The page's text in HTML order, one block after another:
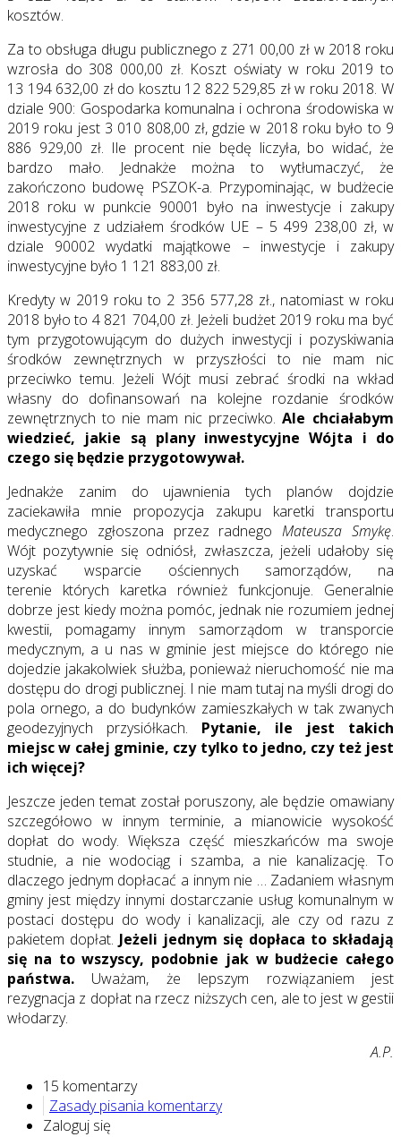
kosztów.
Za to obsługa długu publicznego z 271 00,00 zł w 2018 roku
wzrosła do 308 000,00 zł. Koszt oświaty w roku 2019 to
13 194 632,00 zł do kosztu 12 822 529,85 zł w roku 2018. W
dziale 900: Gospodarka komunalna i ochrona środowiska w
2019 roku jest 3 010 808,00 zł, gdzie w 2018 roku było to 9
886 929,00 zł. Ile procent nie będę liczyła, bo widać, że
bardzo mało. Jednakże można to wytłumaczyć, że
zakończono budowę PSZOK-a. Przypominając, w budżecie
2018 roku w punkcie 90001 było na inwestycje i zakupy
inwestycyjne z udziałem środków UE – 5 499 238,00 zł, w
dziale 90002 wydatki majątkowe – inwestycje i zakupy
inwestycyjne było 1 121 883,00 zł.
Kredyty w 2019 roku to 2 356 577,28 zł., natomiast w roku
2018 było to 4 821 704,00 zł. Jeżeli budżet 2019 roku ma być
tym przygotowującym do dużych inwestycji i pozyskiwania
środków zewnętrznych w przyszłości to nie mam nic
przeciwko temu. Jeżeli Wójt musi zebrać środki na wkład
własny do dofinansowań na kolejne rozdanie środków
zewnętrznych to nie mam nic przeciwko. Ale chciałabym
wiedzieć, jakie są plany inwestycyjne Wójta i do
czego się będzie przygotowywał.
Jednakże zanim do ujawnienia tych planów dojdzie
zaciekawiła mnie propozycja zakupu karetki transportu
medycznego zgłoszona przez radnego Mateusza Smykę.
Wójt pozytywnie się odniósł, zwłaszcza, jeżeli udałoby się
uzyskać wsparcie ościennych samorządów, na
terenie których karetka również funkcjonuje. Generalnie
dobrze jest kiedy można pomóc, jednak nie rozumiem jednej
kwestii, pomagamy innym samorządom w transporcie
medycznym, a u nas w gminie jest miejsce do którego nie
dojedzie jakakolwiek służba, ponieważ nieruchomość nie ma
dostępu do drogi publicznej. I nie mam tutaj na myśli drogi do
pola ornego, a do budynków zamieszkałych w tak zwanych
geodezyjnych przysiółkach. Pytanie, ile jest takich
miejsc w całej gminie, czy tylko to jedno, czy też jest
ich więcej?
Jeszcze jeden temat został poruszony, ale będzie omawiany
szczegółowo w innym terminie, a mianowicie wysokość
dopłat do wody. Większa część mieszkańców ma swoje
studnie, a nie wodociąg i szamba, a nie kanalizację. To
dlaczego jednym dopłacać a innym nie … Zadaniem własnym
gminy jest między innymi dostarczanie usług komunalnym w
postaci dostępu do wody i kanalizacji, ale czy od razu z
pakietem dopłat. Jeżeli jednym się dopłaca to składają
się na to wszyscy, podobnie jak w budżecie całego
państwa. Uważam, że lepszym rozwiązaniem jest
rezygnacja z dopłat na rzecz niższych cen, ale to jest w gestii
włodarzy.
A.P.
15 komentarzy
Zasady pisania komentarzy
Zaloguj się